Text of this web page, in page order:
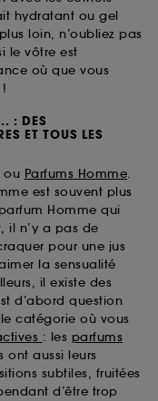
hydratant ou gel
loin, n’oubliez pas
le vôtre est
où que vous
: DES
ET TOUS LES
ou Parfums Homme.
est souvent plus
Homme qui
il n’y a pas de
pour une jus
la sensualité
il existe des
d’abord question
catégorie où vous
: les parfums
ont aussi leurs
subtiles, fruitées
d’être trop